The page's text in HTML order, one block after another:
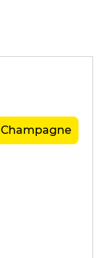
Champagne